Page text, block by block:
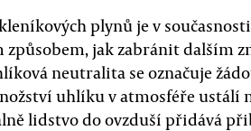
plynů je v
způsobem, jak zabránit dalším
neutralita se označuje
uhlíku v atmosféře ustálí
lidstvo do ovzduší přidává